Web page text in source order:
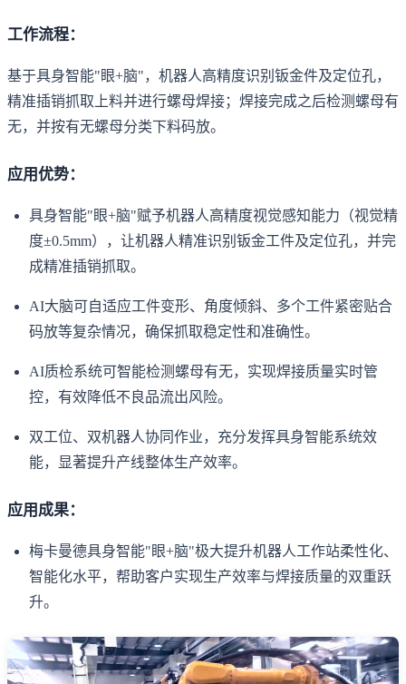
工作流程：
基于具身智能"眼+脑"，机器人高精度识别钣金件及定位孔，
精准插销抓取上料并进行螺母焊接；焊接完成之后检测螺母有
无，并按有无螺母分类下料码放。
应用优势：
具身智能"眼+脑"赋予机器人高精度视觉感知能力（视觉精
度±0.5mm），让机器人精准识别钣金工件及定位孔，并完
成精准插销抓取。
AI大脑可自适应工件变形、角度倾斜、多个工件紧密贴合
码放等复杂情况，确保抓取稳定性和准确性。
AI质检系统可智能检测螺母有无，实现焊接质量实时管
控，有效降低不良品流出风险。
双工位、双机器人协同作业，充分发挥具身智能系统效
能，显著提升产线整体生产效率。
应用成果：
梅卡曼德具身智能"眼+脑"极大提升机器人工作站柔性化、
智能化水平，帮助客户实现生产效率与焊接质量的双重跃
升。